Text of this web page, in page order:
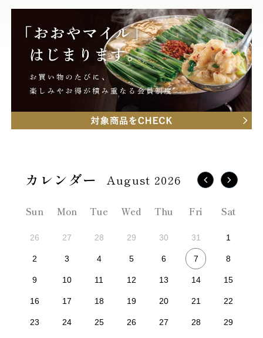
August 2026
Sun Mon Tue Wed Thu Fri Sat
26 27 28 29 30 31 1
2 3 4 5 6 7 8
9 10 11 12 13 14 15
16 17 18 19 20 21 22
23 24 25 26 27 28 29